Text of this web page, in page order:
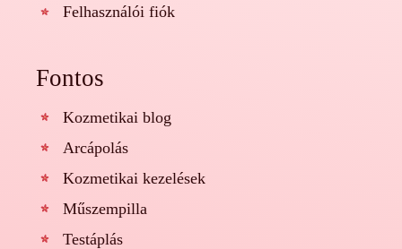
Felhasználói fiók
Fontos
Kozmetikai blog
Arcápolás
Kozmetikai kezelések
Műszempilla
Testáplás